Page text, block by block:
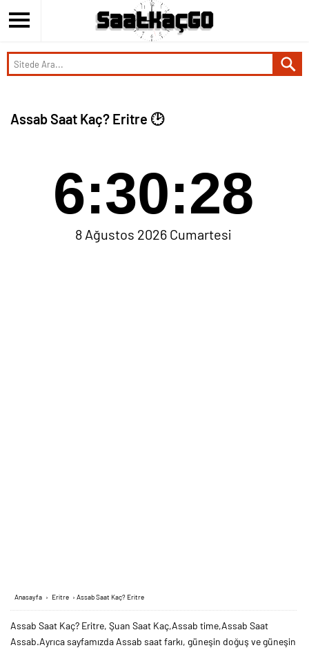
Assab Saat Kaç? Eritre 🕑
6:30:28
8 Ağustos 2026 Cumartesi
Anasayfa › Eritre › Assab Saat Kaç? Eritre
Assab Saat Kaç? Eritre, Şuan Saat Kaç,Assab time,Assab Saat
Assab.Ayrıca sayfamızda Assab saat farkı, güneşin doğuş ve güneşin